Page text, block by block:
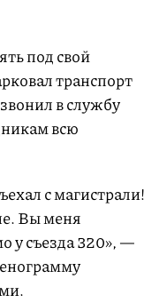
под свой
транспорт
в службу
всю
с магистрали!
Вы меня
у съезда 320», —